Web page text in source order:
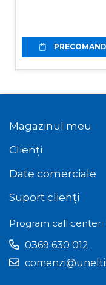
Magazinul meu
Clienți
Date comerciale
Suport clienți
Program call center:
0369 630 012